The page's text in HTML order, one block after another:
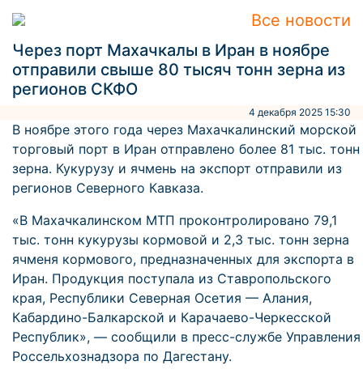
Все новости
Через порт Махачкалы в Иран в ноябре
отправили свыше 80 тысяч тонн зерна из
регионов СКФО
4 декабря 2025 15:30
В ноябре этого года через Махачкалинский морской
торговый порт в Иран отправлено более 81 тыс. тонн
зерна. Кукурузу и ячмень на экспорт отправили из
регионов Северного Кавказа.
«В Махачкалинском МТП проконтролировано 79,1
тыс. тонн кукурузы кормовой и 2,3 тыс. тонн зерна
ячменя кормового, предназначенных для экспорта в
Иран. Продукция поступала из Ставропольского
края, Республики Северная Осетия — Алания,
Кабардино-Балкарской и Карачаево-Черкесской
Республик», — сообщили в пресс-службе Управления
Россельхознадзора по Дагестану.